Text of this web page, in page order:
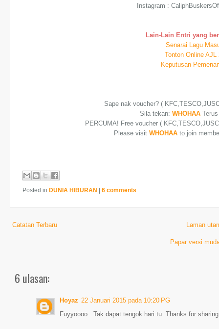
Instagram :
Lain-Lain Entri yang
Senarai Lagu
Tonton Online AJL
Keputusan
Sape nak voucher? (
Sila tekan:WHOHAA
PERCUMA! Free voucher(
Please visit WHOHAA to join
Posted in DUNIA HIBURAN 6 comments
Catatan Terbaru Laman
Papar versi
6 ulasan:
Hoyaz 22 Januari 2015 pada 10:20 PG
Fuyyoooo.. Tak dapat tengok hari tu. Thanks for